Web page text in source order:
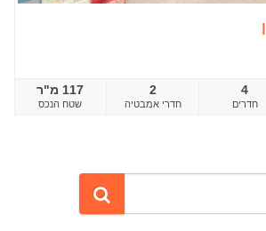
117 מ"ר
שטח הנכס
2
‎חדרי אמבטיה
4
חדרים